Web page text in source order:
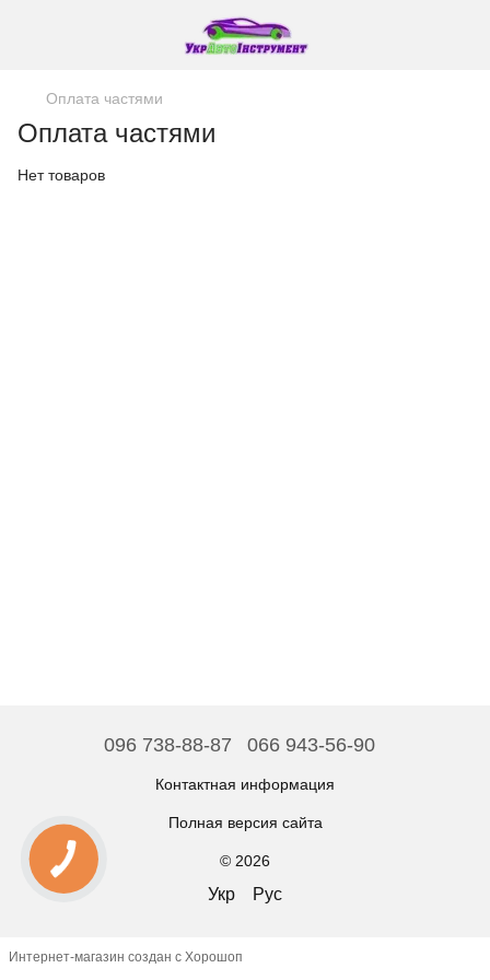
Оплата частями
Оплата частями
Нет товаров
096 738-88-87 066 943-56-90
Контактная информация
Полная версия сайта
© 2026
Укр Рус
Интернет-магазин создан с Хорошоп